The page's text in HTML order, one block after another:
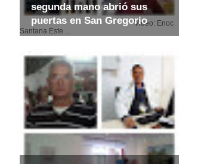
segunda mano abrió sus
puertas en San Gregorio
Video: Enoc
Santana Este ...